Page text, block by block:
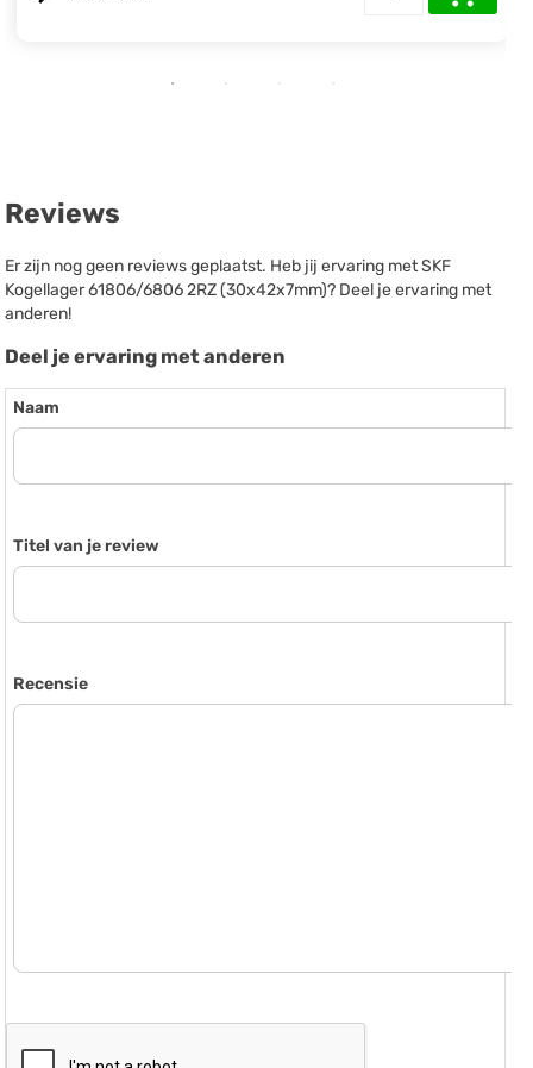
Reviews
Er zijn nog geen reviews geplaatst. Heb jij ervaring met SKF
Kogellager 61806/6806 2RZ (30x42x7mm)? Deel je ervaring met
anderen!
Deel je ervaring met anderen
Naam
Titel van je review
Recensie